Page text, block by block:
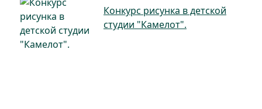
Конкурс рисунка в детской
студии "Камелот".